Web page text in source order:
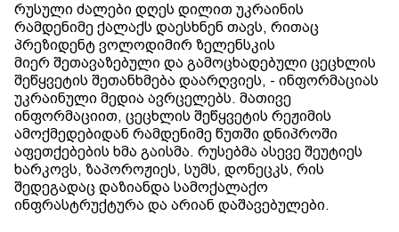
რუსული ძალები დღეს დილით უკრაინის
რამდენიმე ქალაქს დაესხნენ თავს, რითაც
პრეზიდენტ ვოლოდიმირ ზელენსკის
მიერ შეთავაზებული და გამოცხადებული ცეცხლის
შეწყვეტის შეთანხმება დაარღვიეს, - ინფორმაციას
უკრაინული მედია ავრცელებს. მათივე
ინფორმაციით, ცეცხლის შეწყვეტის რეჟიმის
ამოქმედებიდან რამდენიმე წუთში დნიპროში
აფეთქებების ხმა გაისმა. რუსებმა ასევე შეუტიეს
ხარკოვს, ზაპოროჟიეს, სუმს, დონეცკს, რის
შედეგადაც დაზიანდა სამოქალაქო
ინფრასტრუქტურა და არიან დაშავებულები.